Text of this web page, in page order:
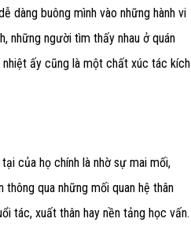
dàng buông mình vào những hành vi
những người tìm thấy nhau ở quán
nhiệt ấy cũng là một chất xúc tác kích
của họ chính là nhờ sự mai mối,
qua những mối quan hệ thân
tác, xuất thân hay nền tảng học vấn.